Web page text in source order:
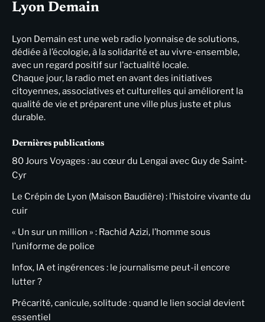
Lyon Demain
Lyon Demain est une web radio lyonnaise de solutions,
dédiée à l’écologie, à la solidarité et au vivre-ensemble,
avec un regard positif sur l’actualité locale.
Chaque jour, la radio met en avant des initiatives
citoyennes, associatives et culturelles qui améliorent la
qualité de vie et préparent une ville plus juste et plus
durable.
Dernières publications
80 Jours Voyages : au cœur du Lengai avec Guy de Saint-
Cyr
Le Crépin de Lyon (Maison Baudière) : l’histoire vivante du
cuir
« Un sur un million » : Rachid Azizi, l’homme sous
l’uniforme de police
Infox, IA et ingérences : le journalisme peut-il encore
lutter ?
Précarité, canicule, solitude : quand le lien social devient
essentiel